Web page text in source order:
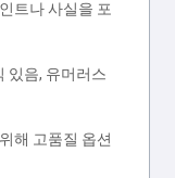
트나 사실을 포
있음, 유머러스
해 고품질 옵션